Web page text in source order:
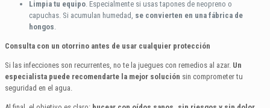
Limpia tu equipo. Especialmente si usas tapones de neopreno o
capuchas. Si acumulan humedad, se convierten en una fábrica de
hongos.
Consulta con un otorrino antes de usar cualquier protección
Si las infecciones son recurrentes, no te la juegues con remedios al azar. Un
especialista puede recomendarte la mejor solución sin comprometer tu
seguridad en el agua.